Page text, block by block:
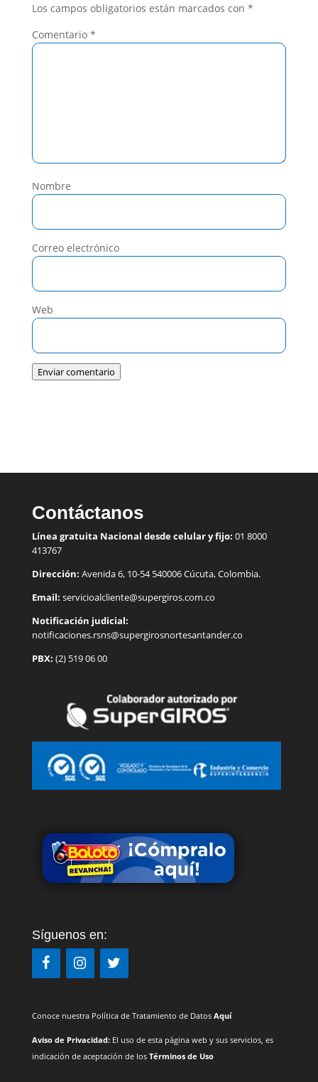
Los campos obligatorios están marcados con *
Comentario *
Nombre
Correo electrónico
Web
Enviar comentario
Contáctanos
Línea gratuita Nacional desde celular y fijo: 01 8000
413767
Dirección: Avenida 6, 10-54 540006 Cúcuta, Colombia.
Email: servicioalcliente@supergiros.com.co
Notificación judicial:
notificaciones.rsns@supergirosnortesantander.co
PBX: (2) 519 06 00
Síguenos en:
Conoce nuestra Política de Tratamiento de Datos Aquí
Aviso de Privacidad: El uso de esta página web y sus servicios, es
indicación de aceptación de los Términos de Uso